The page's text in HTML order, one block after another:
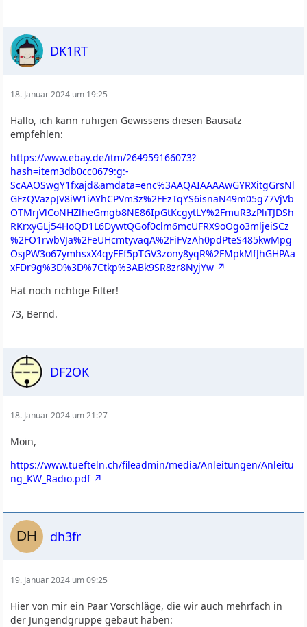
DK1RT
18. Januar 2024 um 19:25
Hallo, ich kann ruhigen Gewissens diesen Bausatz
empfehlen:
https://www.ebay.de/itm/264959166073?
hash=item3db0cc0679:g:-
ScAAOSwgY1fxajd&amdata=enc%3AAQAIAAAAwGYRXitgGrsNl
GFzQVazpJV8iW1iAYhCPVm3z%2FEzTqYS6isnaN49m05g77VjVb
OTMrjVlCoNHZlheGmgb8NE86IpGtKcgytLY%2FmuR3zPliTJDSh
RKrxyGLj54HoQD1L6DywtQGof0clm6mcUFRX9oOgo3mljeiSCz
%2FO1rwbVJa%2FeUHcmtyvaqA%2FiFVzAh0pdPteS485kwMpg
OsjPW3o67ymhsxX4qyFEf5pTGV3zony8yqR%2FMpkMfJhGHPAa
xFDr9g%3D%3D%7Ctkp%3ABk9SR8zr8NyjYw
Hat noch richtige Filter!
73, Bernd.
DF2OK
18. Januar 2024 um 21:27
Moin,
https://www.tuefteln.ch/fileadmin/media/Anleitungen/Anleitu
ng_KW_Radio.pdf
dh3fr
19. Januar 2024 um 09:25
Hier von mir ein Paar Vorschläge, die wir auch mehrfach in
der Jungendgruppe gebaut haben: